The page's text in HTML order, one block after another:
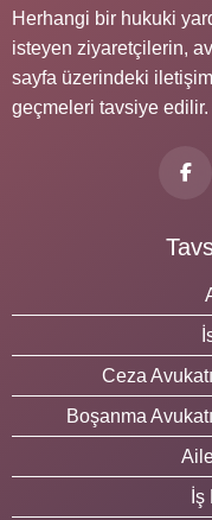
Herhangi bir hukuki
isteyen ziyaretçilerin,
sayfa üzerindeki
geçmeleri tavsiye edilir.
Ceza
Boşanma